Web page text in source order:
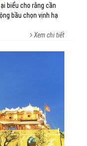
biểu cho rằng cần
bầu chọn vịnh hạ
Xem chi tiết